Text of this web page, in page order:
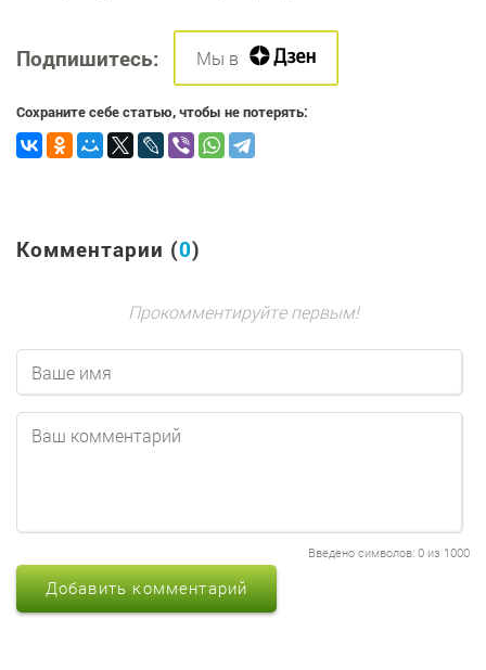
Подпишитесь: Мы в
Cохраните себе статью, чтобы не потерять:
Комментарии (0)
Прокомментируйте первым!
Введено символов: 0 из 1000
Добавить комментарий